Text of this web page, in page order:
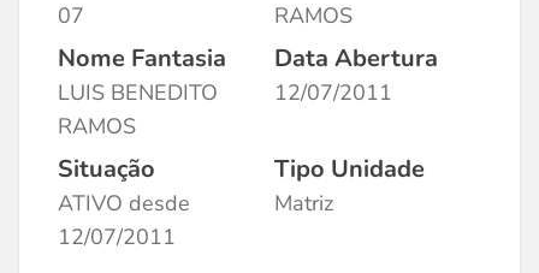
07
RAMOS
Nome Fantasia
LUIS BENEDITO
RAMOS
Data Abertura
12/07/2011
Situação
ATIVO desde
12/07/2011
Tipo Unidade
Matriz